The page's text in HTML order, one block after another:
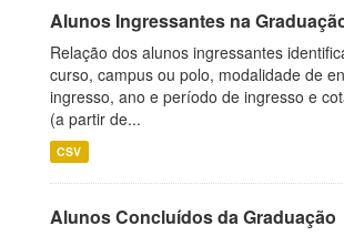
Alunos Ingressantes na
Relação dos alunos ingressantes
curso, campus ou polo, modalidade de
ingresso, ano e período de ingresso e
(a partir de...
CSV
Alunos Concluídos da Graduação